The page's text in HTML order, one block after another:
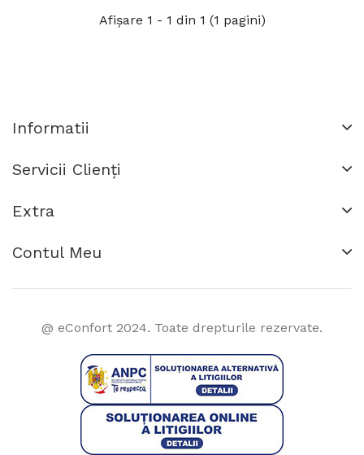
Afişare 1 - 1 din 1 (1 pagini)
Informatii
Servicii Clienţi
Extra
Contul Meu
@ eConfort 2024. Toate drepturile rezervate.